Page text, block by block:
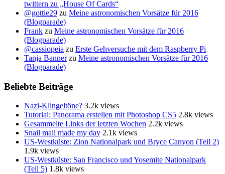
twittern zu „House Of Cards“
@gottie29 zu Meine astronomischen Vorsätze für 2016
(Blogparade)
Frank zu Meine astronomischen Vorsätze für 2016
(Blogparade)
@cassiopeia zu Erste Gehversuche mit dem Raspberry Pi
Tanja Bannerzu Meine astronomischen Vorsätze für 2016
(Blogparade)
Beliebte Beiträge
Nazi-Klingeltöne? 3.2k views
Tutorial: Panorama erstellen mit Photoshop CS5 2.8k views
Gesammelte Links der letzten Wochen 2.2k views
Snail mail made my day 2.1k views
US-Westküste: Zion Nationalpark und Bryce Canyon (Teil 2)
1.9k views
US-Westküste: San Francisco und Yosemite Nationalpark
(Teil 5) 1.8k views